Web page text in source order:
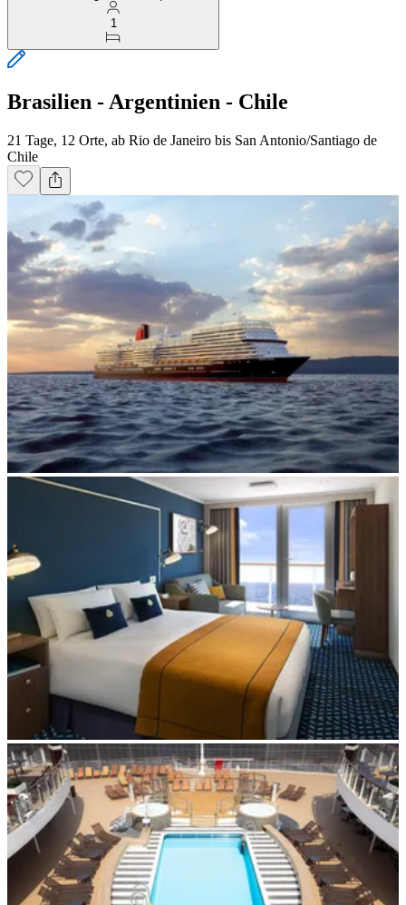
1
Brasilien - Argentinien - Chile
21 Tage, 12 Orte, ab Rio de Janeiro bis San Antonio/Santiago de
Chile